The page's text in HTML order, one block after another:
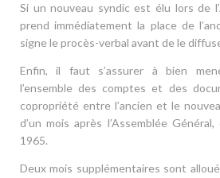
Si un nouveau syndic est élu lors de
prend immédiatement la place de
signe le procès-verbal avant de le
Enfin, il faut s’assurer à bien
l’ensemble des comptes et des
copropriété entre l’ancien et le
d’un mois après l’Assemblée
1965.
Deux mois supplémentaires sont